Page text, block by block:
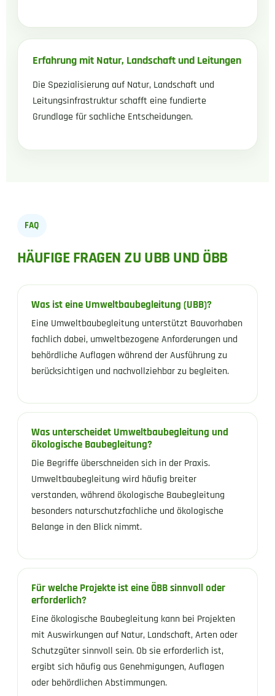
Erfahrung mit Natur, Landschaft und Leitungen
Die Spezialisierung auf Natur, Landschaft und
Leitungsinfrastruktur schafft eine fundierte
Grundlage für sachliche Entscheidungen.
FAQ
HÄUFIGE FRAGEN ZU UBB UND ÖBB
Was ist eine Umweltbaubegleitung (UBB)?
Eine Umweltbaubegleitung unterstützt Bauvorhaben
fachlich dabei, umweltbezogene Anforderungen und
behördliche Auflagen während der Ausführung zu
berücksichtigen und nachvollziehbar zu begleiten.
Was unterscheidet Umweltbaubegleitung und
ökologische Baubegleitung?
Die Begriffe überschneiden sich in der Praxis.
Umweltbaubegleitung wird häufig breiter
verstanden, während ökologische Baubegleitung
besonders naturschutzfachliche und ökologische
Belange in den Blick nimmt.
Für welche Projekte ist eine ÖBB sinnvoll oder
erforderlich?
Eine ökologische Baubegleitung kann bei Projekten
mit Auswirkungen auf Natur, Landschaft, Arten oder
Schutzgüter sinnvoll sein. Ob sie erforderlich ist,
ergibt sich häufig aus Genehmigungen, Auflagen
oder behördlichen Abstimmungen.